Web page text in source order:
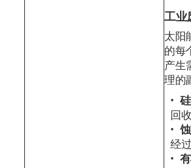
工业
太阳
的每
产生
理的
回
经